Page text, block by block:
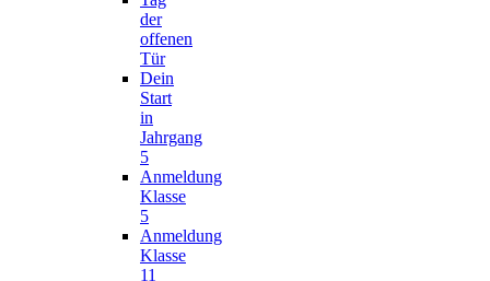
der
offenen
Tür
Dein
Start
in
Jahrgang
5
Anmeldung
Klasse
5
Anmeldung
Klasse
11